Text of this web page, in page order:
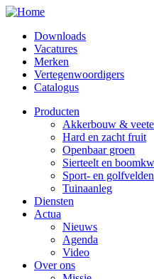
Secondary
menu
Downloads
Vacatures
Merken
Vertegenwoordigers
Catalogus
navigation
Producten
Akkerbouw &
Hard en zacht fruit
Openbaar groen
Sierteelt en
Sport- en golfvelden
Tuinaanleg
Diensten
Actua
Nieuws
Agenda
Video
Over ons